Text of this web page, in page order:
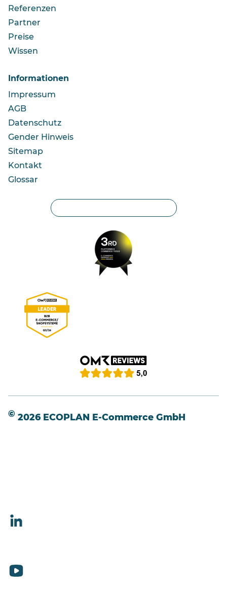
Referenzen
Partner
Preise
Wissen
Informationen
Impressum
AGB
Datenschutz
Gender Hinweis
Sitemap
Kontakt
Glossar
© 2026 ECOPLAN E-Commerce GmbH